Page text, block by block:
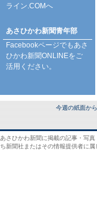
ライン.COMへ
あさひかわ新聞青年部
Facebookページでもあさ
ひかわ新聞ONLINEをご
活用ください。
今週の紙面から
あさひかわ新聞に掲載の記事・写
ち新聞社またはその情報提供者に属